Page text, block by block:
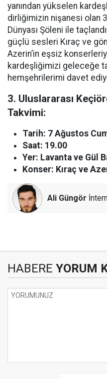
yanından yükselen
dirliğimizin nişanesi olan
Dünyası Şöleni ile
güçlü sesleri Kıraç ve
Azerin’in eşsiz
kardeşliğimizi geleceğe
hemşehrilerimi davet
3. Uluslararası
Takvimi:
Tarih: 7 Ağustos
Saat: 19.00
Yer: Lavanta ve Gül
Konser: Kıraç ve
Ali Güngör
HABERE YORUM